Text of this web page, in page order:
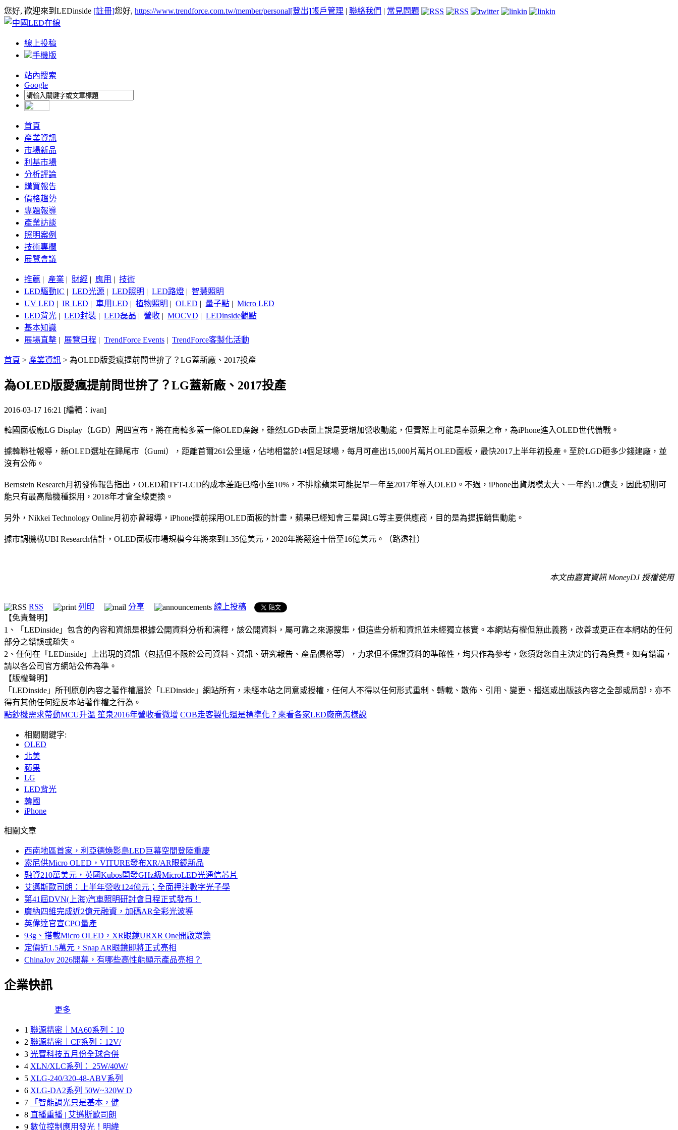
您好, 歡迎來到LEDinside [註冊]您好, https://www.trendforce.com.tw/member/personal[登出]帳戶管理 | 聯絡我們 | 常見問題
線上投稿
手機版
站內搜索
Google
首頁
產業資訊
市場新品
利基市場
分析評論
購買報告
價格趨勢
專題報導
產業訪談
照明案例
技術專欄
展覽會議
推薦 | 產業 | 財經 | 應用 | 技術
LED驅動IC | LED光源 | LED照明 | LED路燈 | 智慧照明
UV LED | IR LED | 車用LED | 植物照明 | OLED | 量子點 | Micro LED
LED背光 | LED封裝 | LED磊晶 | 營收 | MOCVD | LEDinside觀點
基本知識
展場直擊 | 展覽日程 | TrendForce Events | TrendForce客製化活動
首頁 > 產業資訊 > 為OLED版愛瘋提前問世拚了？LG蓋新廠、2017投產
為OLED版愛瘋提前問世拚了？LG蓋新廠、2017投產
2016-03-17 16:21 [編輯：ivan]
韓國面板廠LG Display（LGD）周四宣布，將在南韓多蓋一條OLED產線，雖然LGD表面上說是要增加營收動能，但實際上可能是奉蘋果之命，為iPhone進入OLED世代備戰。
據韓聯社報導，新OLED選址在歸尾市（Gumi），距離首爾261公里遠，佔地相當於14個足球場，每月可產出15,000片萬片OLED面板，最快2017上半年初投產。至於LGD砸多少錢建廠，並
沒有公佈。
Bernstein Research月初發佈報告指出，OLED和TFT-LCD的成本差距已縮小至10%，不排除蘋果可能提早一年至2017年導入OLED。不過，iPhone出貨規模太大、一年約1.2億支，因此初期可
能只有最高階機種採用，2018年才會全線更換。
另外，Nikkei Technology Online月初亦曾報導，iPhone提前採用OLED面板的計畫，蘋果已經知會三星與LG等主要供應商，目的是為提振銷售動能。
據市調機構UBI Research估計，OLED面板市場規模今年將來到1.35億美元，2020年將翻逾十倍至16億美元。（路透社）
本文由嘉實資訊 MoneyDJ 授權使用
RSS 列印 分享
線上投稿
【免責聲明】
1、「LEDinside」包含的內容和資訊是根據公開資料分析和演釋，該公開資料，屬可靠之來源搜集，但這些分析和資訊並未經獨立核實。本網站有權但無此義務，改善或更正在本網站的任何
部分之錯誤或疏失。
2、任何在「LEDinside」上出現的資訊（包括但不限於公司資料、資訊、研究報告、產品價格等），力求但不保證資料的準確性，均只作為參考，您須對您自主決定的行為負責。如有錯漏，
請以各公司官方網站公佈為準。
【版權聲明】
「LEDinside」所刊原創內容之著作權屬於「LEDinside」網站所有，未經本站之同意或授權，任何人不得以任何形式重制、轉載、散佈、引用、變更、播送或出版該內容之全部或局部，亦不
得有其他任何違反本站著作權之行為。
點鈔機需求帶動MCU升溫 笙泉2016年營收看微增 COB走客製化還是標準化？來看各家LED廠商怎樣說
相關關鍵字:
OLED
北美
蘋果
LG
LED背光
韓國
iPhone
相關文章
西南地區首家，利亞德煥影島LED巨幕空間登陸重慶
索尼供Micro OLED，VITURE發布XR/AR眼鏡新品
融資210萬美元，英國Kubos開發GHz級MicroLED光通信芯片
艾邁斯歐司朗：上半年營收124億元；全面押注數字光子學
第41屆DVN(上海)汽車照明研討會日程正式發布！
廣納四維完成近2億元融資，加碼AR全彩光波導
英偉達官宣CPO量產
93g、搭載Micro OLED，XR眼鏡URXR One開啟眾籌
定價近1.5萬元，Snap AR眼鏡即將正式亮相
ChinaJoy 2026開幕，有哪些高性能顯示產品亮相？
企業快訊
更多
1 聯源精密｜MA60系列：10
2 聯源精密｜CF系列：12V/
3 光寶科技五月份全球合併
4 XLN/XLC系列： 25W/40W/
5 XLG-240/320-48-ABV系列
6 XLG-DA2系列 50W~320W D
7
「智能調光只是基本，健
8 直播重播 | 艾邁斯歐司朗
9 數位控制應用發光！明緯